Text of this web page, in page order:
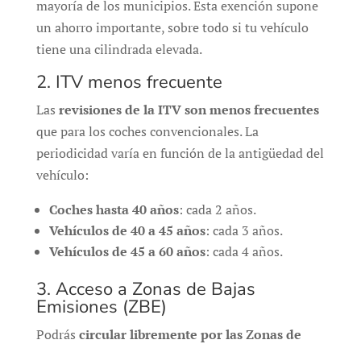
mayoría de los municipios. Esta exención supone
un ahorro importante, sobre todo si tu vehículo
tiene una cilindrada elevada.
2. ITV menos frecuente
Las revisiones de la ITV son menos frecuentes
que para los coches convencionales. La
periodicidad varía en función de la antigüedad del
vehículo:
Coches hasta 40 años: cada 2 años.
Vehículos de 40 a 45 años: cada 3 años.
Vehículos de 45 a 60 años: cada 4 años.
3. Acceso a Zonas de Bajas
Emisiones (ZBE)
Podrás circular libremente por las Zonas de